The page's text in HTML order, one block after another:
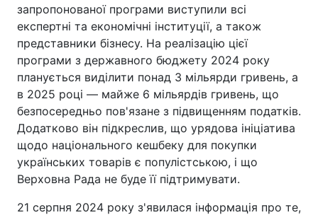
запропонованої програми виступили всі
експертні та економічні інституції, а також
представники бізнесу. На реалізацію цієї
програми з державного бюджету 2024 року
планується виділити понад 3 мільярди гривень, а
в 2025 році — майже 6 мільярдів гривень, що
безпосередньо пов'язане з підвищенням податків.
Додатково він підкреслив, що урядова ініціатива
щодо національного кешбеку для покупки
українських товарів є популістською, і що
Верховна Рада не буде її підтримувати.
21 серпня 2024 року з'явилася інформація про те,